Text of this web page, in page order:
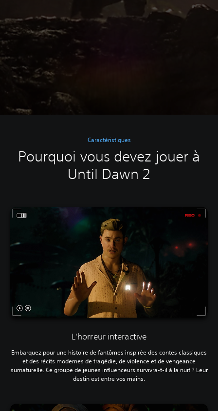
Caractéristiques
Pourquoi vous devez jouer à
Until Dawn 2
L'horreur interactive
Embarquez pour une histoire de fantômes inspirée des contes classiques
et des récits modernes de tragédie, de violence et de vengeance
surnaturelle. Ce groupe de jeunes influenceurs survivra-t-il à la nuit ? Leur
destin est entre vos mains.